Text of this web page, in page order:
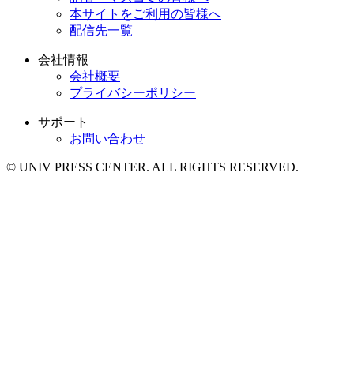
本サイトをご利用の皆様へ
配信先一覧
会社情報
会社概要
プライバシーポリシー
サポート
お問い合わせ
© UNIV PRESS CENTER. ALL RIGHTS RESERVED.